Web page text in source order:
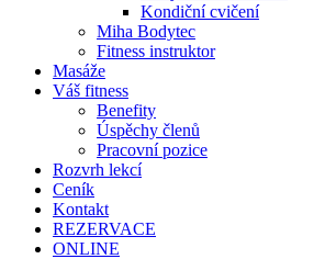
Kondiční cvičení
Miha Bodytec
Fitness instruktor
Masáže
Váš fitness
Benefity
Úspěchy členů
Pracovní pozice
Rozvrh lekcí
Ceník
Kontakt
REZERVACE
ONLINE